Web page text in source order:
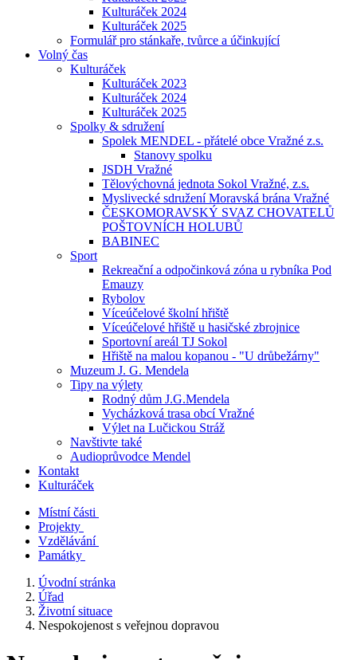
Kulturáček 2024
Kulturáček 2025
Formulář pro stánkaře, tvůrce a účinkující
Volný čas
Kulturáček
Kulturáček 2023
Kulturáček 2024
Kulturáček 2025
Spolky & sdružení
Spolek MENDEL - přátelé obce Vražné z.s.
Stanovy spolku
JSDH Vražné
Tělovýchovná jednota Sokol Vražné, z.s.
Myslivecké sdružení Moravská brána Vražné
ČESKOMORAVSKÝ SVAZ CHOVATELŮ
POŠTOVNÍCH HOLUBŮ
BABINEC
Sport
Rekreační a odpočinková zóna u rybníka Pod
Emauzy
Rybolov
Víceúčelové školní hřiště
Víceúčelové hřiště u hasičské zbrojnice
Sportovní areál TJ Sokol
Hřiště na malou kopanou - "U drůbežárny"
Muzeum J. G. Mendela
Tipy na výlety
Rodný dům J.G.Mendela
Vycházková trasa obcí Vražné
Výlet na Lučickou Stráž
Navštivte také
Audioprůvodce Mendel
Kontakt
Kulturáček
Místní části
Projekty
Vzdělávání
Památky
Úvodní stránka
Úřad
Životní situace
Nespokojenost s veřejnou dopravou